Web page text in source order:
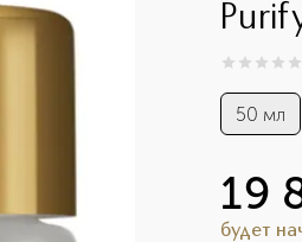
0из 0
50 мл
19
будет